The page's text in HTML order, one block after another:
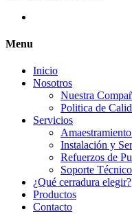
Menu
Inicio
Nosotros
Nuestra
Politica de
Servicios
Instalación y
Refuerzos de
Soporte Técnico
¿Qué cerradura elegir?
Productos
Contacto